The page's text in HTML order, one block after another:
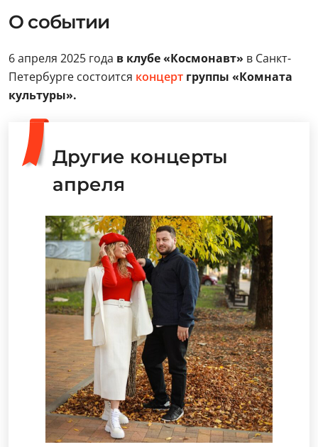
О событии
6 апреля 2025 года в клубе «Космонавт» в Санкт-
Петербурге состоится концерт группы «Комната
культуры».
Другие концерты
апреля